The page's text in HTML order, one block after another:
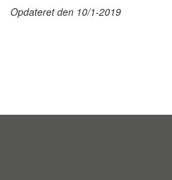
Opdateret den 10/1-2019